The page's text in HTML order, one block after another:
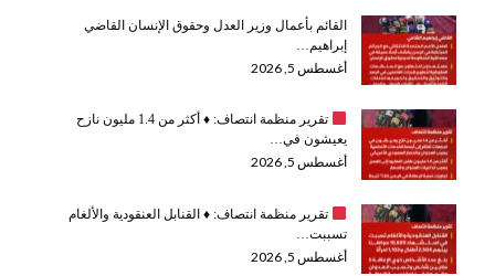
القائم بأعمال وزير العدل وحقوق الإنسان القاضي
إبراهيم…
أغسطس 5, 2026
تقرير منظمة انتصاف: ♦️
أكثر من 1.4 مليون نازح
يعيشون في…
أغسطس 5, 2026
تقرير منظمة انتصاف: ♦️القنابل العنقودية والألغام
تسببت…
أغسطس 5, 2026